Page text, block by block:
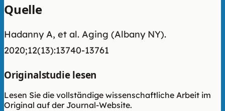
Quelle
Hadanny A, et al. Aging (Albany NY).
2020;12(13):13740-13761
Originalstudie lesen
Lesen Sie die vollständige wissenschaftliche Arbeit im
Original auf der Journal-Website.